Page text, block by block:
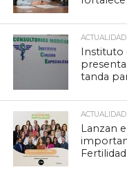
ACTUALIDAD
Instituto
tanda
ACTUALIDAD
Lanzan